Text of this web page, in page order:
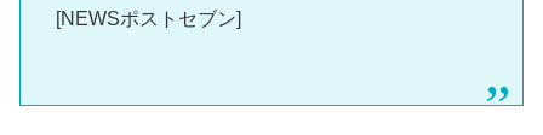
[NEWSポストセブン]